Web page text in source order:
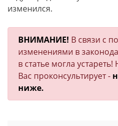
изменился.
ВНИМАНИЕ! В связи с
изменениями в
в статье могла
Вас проконсультирует -
ниже.